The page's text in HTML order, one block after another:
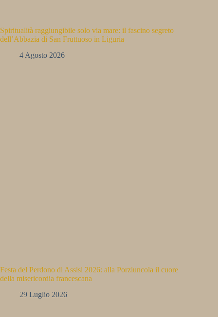
Spiritualità raggiungibile solo via mare: il fascino segreto
dell’Abbazia di San Fruttuoso in Liguria
4 Agosto 2026
Festa del Perdono di Assisi 2026: alla Porziuncola il cuore
della misericordia francescana
29 Luglio 2026